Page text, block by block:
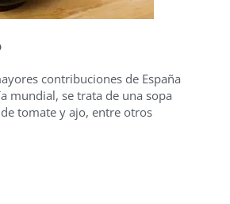
contribuciones de España
mundial, se trata de una sopa
tomate y ajo, entre otros